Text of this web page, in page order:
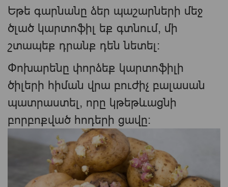
Եթե ​​գարնանը ձեր պաշարների մեջ
ծլած կարտոֆիլ եք գտնում, մի
շտապեք դրանք դեն նետել։
Փոխարենը փորձեք կարտոֆիլի
ծիլերի հիման վրա բուժիչ բալասան
պատրաստել, որը կթեթևացնի
բորբոքված հոդերի ցավը։